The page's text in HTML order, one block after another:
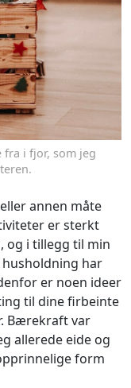
fra i fjor, som jeg
annen måte
er sterkt
og i tillegg til min
har
er noen ideer
til dine firbeinte
Bærekraft var
allerede eide og
form